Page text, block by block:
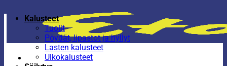
Kalusteet
Tuolit
Pöydät, lipastot ja hyllyt
Lasten kalusteet
Ulkokalusteet